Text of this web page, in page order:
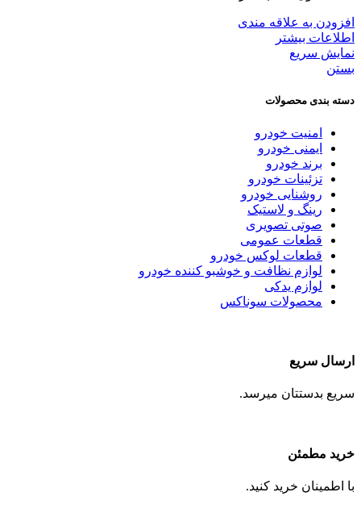
افزودن به علاقه مندی
اطلاعات بیشتر
نمایش سریع
بستن
دسته بندی محصولات
امنیت خودرو
ایمنی خودرو
برند خودرو
تزئینات خودرو
روشنایی خودرو
رینگ و لاستیک
صوتی تصویری
قطعات عمومی
قطعات لوکس خودرو
لوازم نظافت و خوشبو کننده خودرو
لوازم یدکی
محصولات سوناکس
ارسال سریع
سریع بدستتان میرسد.
خرید مطمئن
با اطمینان خرید کنید.